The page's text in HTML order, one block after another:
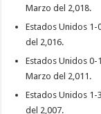
Marzo del 2,018.
Estados Unidos 1-
del 2,016.
Estados Unidos
Marzo del 2,011.
Estados Unidos 1-
del 2,007.